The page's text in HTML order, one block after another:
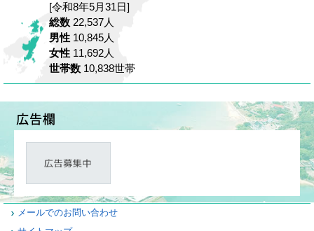
[令和8年5月31日]
総数 22,537人
男性 10,845人
女性 11,692人
世帯数 10,838世帯
メールでのお問い合わせ